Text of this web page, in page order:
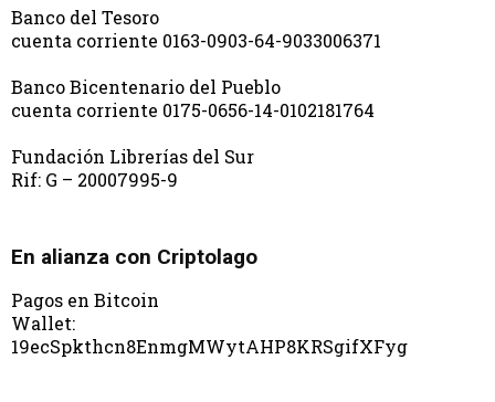
Banco del Tesoro
cuenta corriente 0163-0903-64-9033006371
Banco Bicentenario del Pueblo
cuenta corriente 0175-0656-14-0102181764
Fundación Librerías del Sur
Rif: G – 20007995-9
En alianza con Criptolago
Pagos en Bitcoin
Wallet:
19ecSpkthcn8EnmgMWytAHP8KRSgifXFyg